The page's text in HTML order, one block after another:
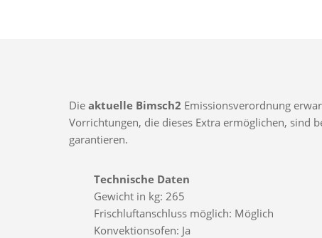
Die aktuelle Bimsch2 Emissionsverordnung
Vorrichtungen, die dieses Extra ermöglichen, sind
garantieren.
Technische Daten
Gewicht in kg: 265
Frischluftanschluss möglich: Möglich
Konvektionsofen: Ja